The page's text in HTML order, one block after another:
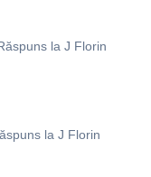
la J Florin
la J Florin